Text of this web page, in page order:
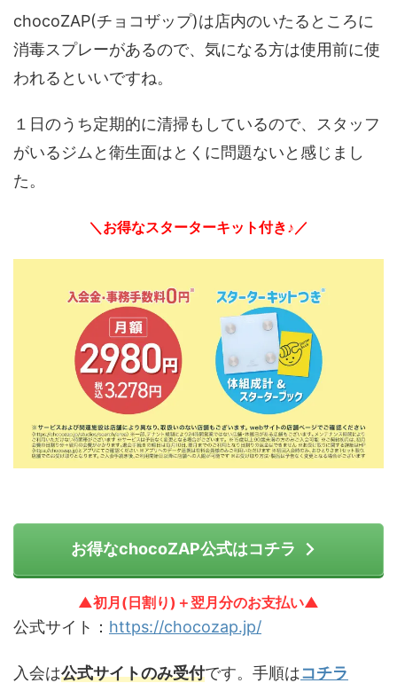
chocoZAP(チョコザップ)は店内のいたるところに
消毒スプレーがあるので、気になる方は使用前に使
われるといいですね。
１日のうち定期的に清掃もしているので、スタッフ
がいるジムと衛生面はとくに問題ないと感じまし
た。
＼お得なスターターキット付き♪／
お得なchocoZAP公式はコチラ
▲初月(日割り)＋翌月分のお支払い▲
公式サイト： https://chocozap.jp/
入会は公式サイトのみ受付です。手順はコチラ